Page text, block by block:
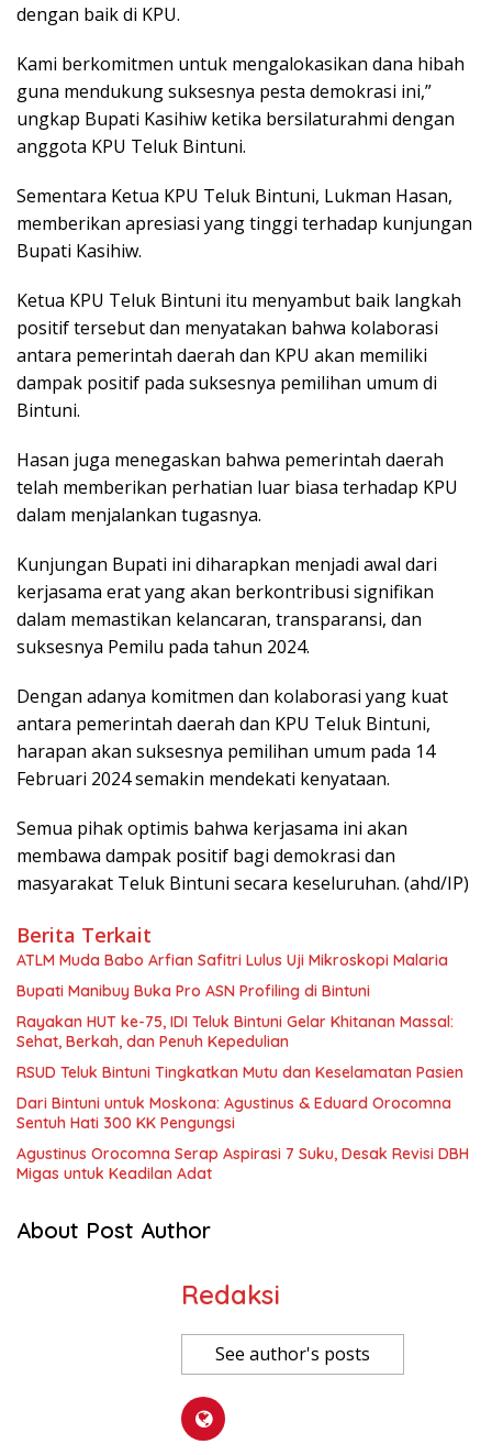
dengan baik di KPU.
Kami berkomitmen untuk mengalokasikan dana hibah
guna mendukung suksesnya pesta demokrasi ini,”
ungkap Bupati Kasihiw ketika bersilaturahmi dengan
anggota KPU Teluk Bintuni.
Sementara Ketua KPU Teluk Bintuni, Lukman Hasan,
memberikan apresiasi yang tinggi terhadap kunjungan
Bupati Kasihiw.
Ketua KPU Teluk Bintuni itu menyambut baik langkah
positif tersebut dan menyatakan bahwa kolaborasi
antara pemerintah daerah dan KPU akan memiliki
dampak positif pada suksesnya pemilihan umum di
Bintuni.
Hasan juga menegaskan bahwa pemerintah daerah
telah memberikan perhatian luar biasa terhadap KPU
dalam menjalankan tugasnya.
Kunjungan Bupati ini diharapkan menjadi awal dari
kerjasama erat yang akan berkontribusi signifikan
dalam memastikan kelancaran, transparansi, dan
suksesnya Pemilu pada tahun 2024.
Dengan adanya komitmen dan kolaborasi yang kuat
antara pemerintah daerah dan KPU Teluk Bintuni,
harapan akan suksesnya pemilihan umum pada 14
Februari 2024 semakin mendekati kenyataan.
Semua pihak optimis bahwa kerjasama ini akan
membawa dampak positif bagi demokrasi dan
masyarakat Teluk Bintuni secara keseluruhan. (ahd/IP)
Berita Terkait
ATLM Muda Babo Arfian Safitri Lulus Uji Mikroskopi Malaria
Bupati Manibuy Buka Pro ASN Profiling di Bintuni
Rayakan HUT ke-75, IDI Teluk Bintuni Gelar Khitanan Massal:
Sehat, Berkah, dan Penuh Kepedulian
RSUD Teluk Bintuni Tingkatkan Mutu dan Keselamatan Pasien
Dari Bintuni untuk Moskona: Agustinus & Eduard Orocomna
Sentuh Hati 300 KK Pengungsi
Agustinus Orocomna Serap Aspirasi 7 Suku, Desak Revisi DBH
Migas untuk Keadilan Adat
About Post Author
Redaksi
See author's posts